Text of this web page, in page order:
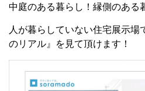
中庭のある暮らし！縁側のある
人が暮らしていない住宅展示場
のリアル』を見て頂けます！